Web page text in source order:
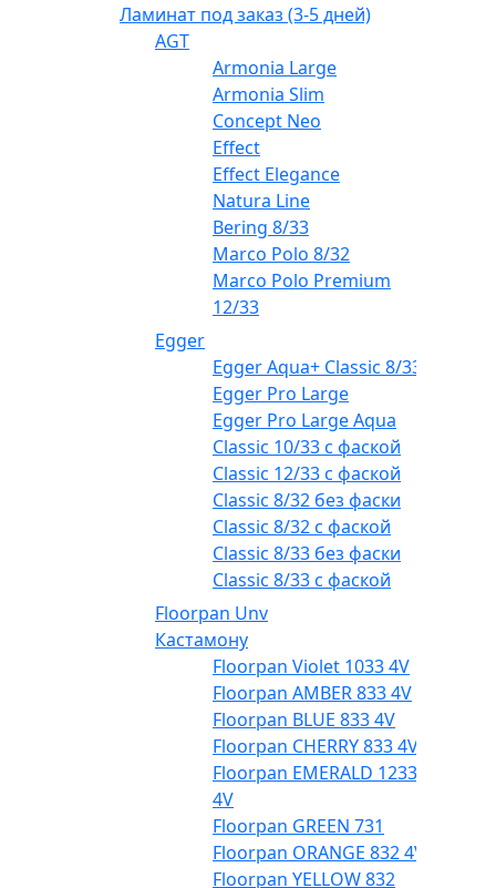
Ламинат под заказ (3-5 дней)
AGT
Armonia Large
Armonia Slim
Concept Neo
Effect
Effect Elegance
Natura Line
Bering 8/33
Marco Polo 8/32
Marco Polo Premium
12/33
Egger
Egger Aqua+ Classic 8/33
Egger Pro Large
Egger Pro Large Aqua
Classic 10/33 с фаской
Classic 12/33 с фаской
Classic 8/32 без фаски
Classic 8/32 с фаской
Classic 8/33 без фаски
Classic 8/33 с фаской
Floorpan Unv
Кастамону
Floorpan Violet 1033 4V
Floorpan AMBER 833 4V
Floorpan BLUE 833 4V
Floorpan CHERRY 833 4V
Floorpan EMERALD 1233
4V
Floorpan GREEN 731
Floorpan ORANGE 832 4V
Floorpan YELLOW 832